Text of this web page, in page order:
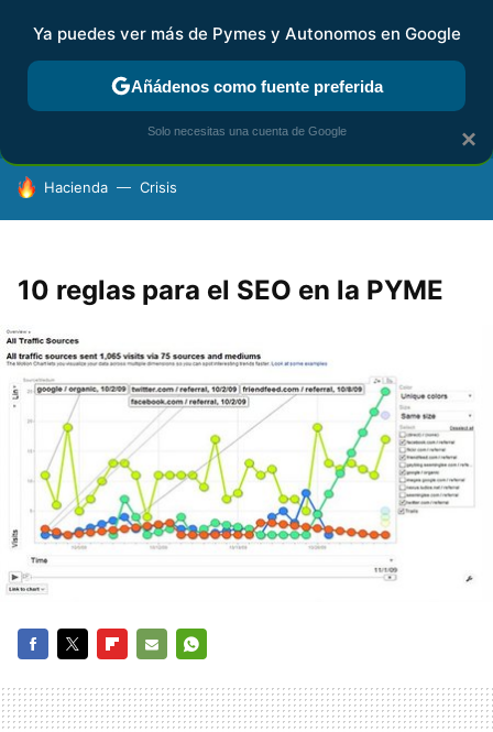
FISCALIDAD Y CONTABILIDAD KIT DIGITAL RENTA
HOY SE HABLA DE
Hacienda Crisis
10 reglas para el SEO en la PYME
MAIL
×
Ya puedes ver más de Pymes y Autonomos en Google
Añádenos como fuente preferida
Solo necesitas una cuenta de Google